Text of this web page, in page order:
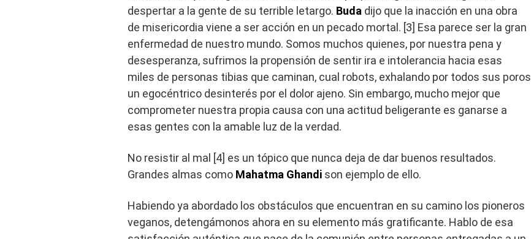
despertar a la gente de su terrible letargo. Buda dijo que la inacción en una obra
de misericordia viene a ser acción en un pecado mortal. [3] Esa parece ser la gran
enfermedad de nuestro mundo. Somos muchos quienes, por nuestra pena y
desesperanza, sufrimos la propensión de sentir ira e intolerancia hacia esas
miles de personas tibias que caminan, cual robots, exhalando por todos sus poros
un egocéntrico desinterés por el dolor ajeno. Sin embargo, mucho mejor que
comprometer nuestra propia causa con una actitud beligerante es ganarse a
esas gentes con la amable luz de la verdad.
No resistir al mal [4] es un tópico que nunca deja de dar buenos resultados.
Grandes almas como Mahatma Ghandi son ejemplo de ello.
Habiendo ya abordado los obstáculos que encuentran en su camino los pioneros
veganos, detengámonos ahora en su elemento más gratificante. Hablo de esa